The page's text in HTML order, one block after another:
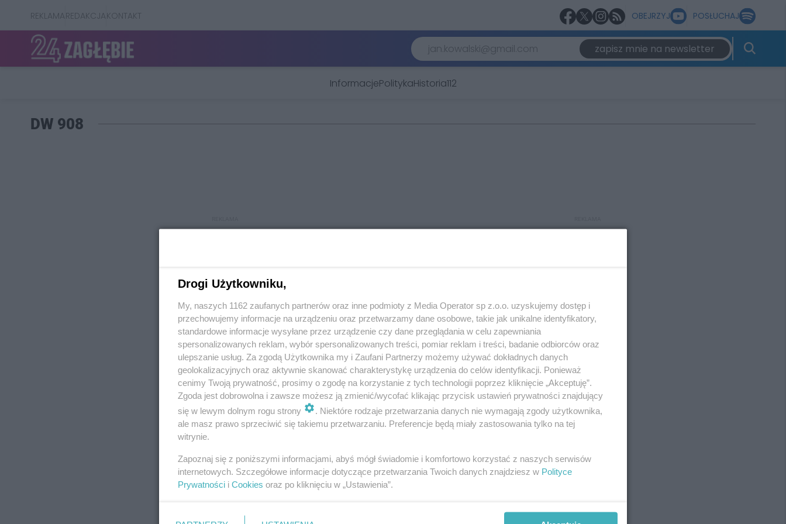
REKLAMAREDAKCJAKONTAKT OBEJRZYJ POSŁUCHAJ
zapisz mnie na newsletter
InformacjePolitykaHistoria112
DW 908
REKLAMA REKLAMA
Drogi Użytkowniku,
My, naszych 1162 zaufanych partnerów oraz inne podmioty z Media Operator sp z.o.o. uzyskujemy dostęp i
przechowujemy informacje na urządzeniu oraz przetwarzamy dane osobowe, takie jak unikalne identyfikatory,
standardowe informacje wysyłane przez urządzenie czy dane przeglądania w celu zapewniania
spersonalizowanych reklam, wybór spersonalizowanych treści, pomiar reklam i treści, badanie odbiorców oraz
ulepszanie usług. Za zgodą Użytkownika my i Zaufani Partnerzy możemy używać dokładnych danych
geolokalizacyjnych oraz aktywnie skanować charakterystykę urządzenia do celów identyfikacji. Ponieważ
cenimy Twoją prywatność, prosimy o zgodę na korzystanie z tych technologii poprzez kliknięcie „Akceptuję”.
Zgoda jest dobrowolna i zawsze możesz ją zmienić/wycofać klikając przycisk ustawień prywatności znajdujący
się w lewym dolnym rogu strony
. Niektóre rodzaje przetwarzania danych nie wymagają zgody użytkownika,
ale masz prawo sprzeciwić się takiemu przetwarzaniu. Preferencje będą miały zastosowania tylko na tej
witrynie.
Zapoznaj się z poniższymi informacjami, abyś mógł świadomie i komfortowo korzystać z naszych serwisów
internetowych. Szczegółowe informacje dotyczące przetwarzania Twoich danych znajdziesz w Polityce
Prywatności i Cookies oraz po kliknięciu w „Ustawienia”.